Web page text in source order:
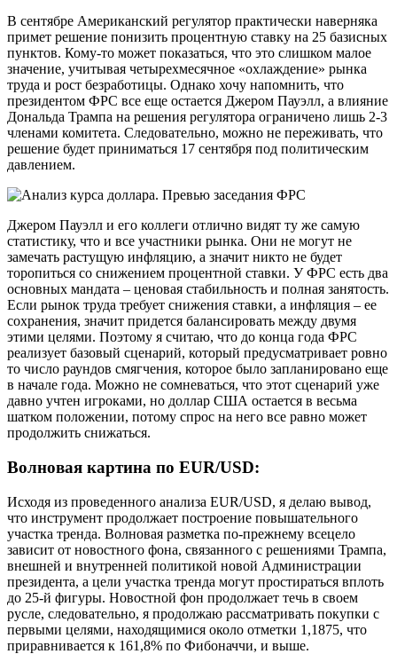
В сентябре Американский регулятор практически наверняка
примет решение понизить процентную ставку на 25 базисных
пунктов. Кому-то может показаться, что это слишком малое
значение, учитывая четырехмесячное «охлаждение» рынка
труда и рост безработицы. Однако хочу напомнить, что
президентом ФРС все еще остается Джером Пауэлл, а влияние
Дональда Трампа на решения регулятора ограничено лишь 2-3
членами комитета. Следовательно, можно не переживать, что
решение будет приниматься 17 сентября под политическим
давлением.
Джером Пауэлл и его коллеги отлично видят ту же самую
статистику, что и все участники рынка. Они не могут не
замечать растущую инфляцию, а значит никто не будет
торопиться со снижением процентной ставки. У ФРС есть два
основных мандата – ценовая стабильность и полная занятость.
Если рынок труда требует снижения ставки, а инфляция – ее
сохранения, значит придется балансировать между двумя
этими целями. Поэтому я считаю, что до конца года ФРС
реализует базовый сценарий, который предусматривает ровно
то число раундов смягчения, которое было запланировано еще
в начале года. Можно не сомневаться, что этот сценарий уже
давно учтен игроками, но доллар США остается в весьма
шатком положении, потому спрос на него все равно может
продолжить снижаться.
Волновая картина по EUR/USD:
Исходя из проведенного анализа EUR/USD, я делаю вывод,
что инструмент продолжает построение повышательного
участка тренда. Волновая разметка по-прежнему всецело
зависит от новостного фона, связанного с решениями Трампа,
внешней и внутренней политикой новой Администрации
президента, а цели участка тренда могут простираться вплоть
до 25-й фигуры. Новостной фон продолжает течь в своем
русле, следовательно, я продолжаю рассматривать покупки с
первыми целями, находящимися около отметки 1,1875, что
приравнивается к 161,8% по Фибоначчи, и выше.